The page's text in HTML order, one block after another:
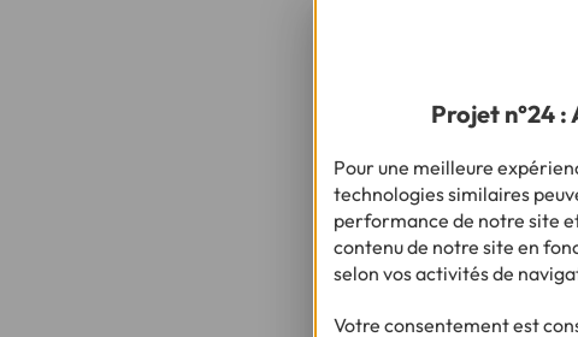
Quels sont
aspects d’un
Une durée d'emprunt
uniquement sur les
Une durée plus
plus élevé sur une
mensualités, ce qui
Projet n°24
Pour une meilleure
technologies similaires
performance de notre site
contenu de notre site en
selon vos activités de
Votre consentement est